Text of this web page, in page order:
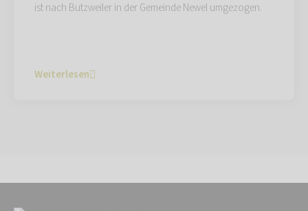
ist nach Butzweiler in der Gemeinde Newel umgezogen.
Weiterlesen